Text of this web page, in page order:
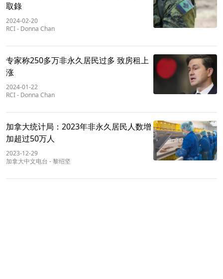
取錄
2024-02-20
RCI- Donna Chan
专家称250多万非永久居民过多 致房租上
涨
2024-01-22
RCI- Donna Chan
加拿大统计局：2023年非永久居民人数增
加超过50万人
2023-12-29
加拿大中文电台 -黎绍坚